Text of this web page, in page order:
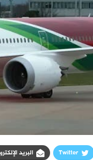
Twitter البريد